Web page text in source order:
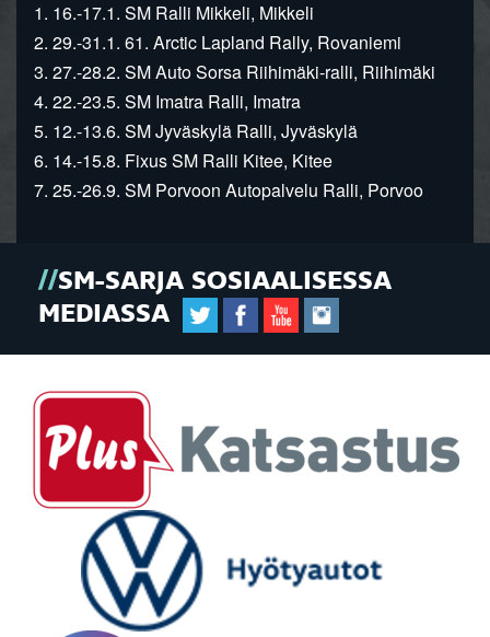
1. 16.-17.1. SM Ralli Mikkeli, Mikkeli
2. 29.-31.1. 61. Arctic Lapland Rally, Rovaniemi
3. 27.-28.2. SM Auto Sorsa Riihimäki-ralli, Riihimäki
4. 22.-23.5. SM Imatra Ralli, Imatra
5. 12.-13.6. SM Jyväskylä Ralli, Jyväskylä
6. 14.-15.8. Fixus SM Ralli Kitee, Kitee
7. 25.-26.9. SM Porvoon Autopalvelu Ralli, Porvoo
SM-SARJA SOSIAALISESSA
MEDIASSA